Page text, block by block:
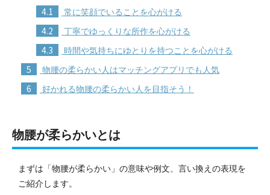
4.1 常に笑顔でいることを心がける
4.2 丁寧でゆっくりな所作を心がける
4.3 時間や気持ちにゆとりを持つことを心がける
5 物腰の柔らかい人はマッチングアプリでも人気
6 好かれる物腰の柔らかい人を目指そう！
物腰が柔らかいとは
まずは「物腰が柔らかい」の意味や例文、言い換えの表現を
ご紹介します。